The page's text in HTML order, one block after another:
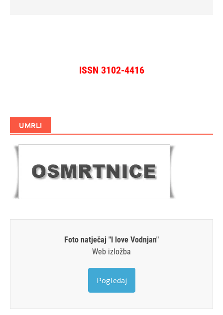
ISSN 3102-4416
UMRLI
Foto natječaj "I love Vodnjan"
Web izložba
Pogledaj